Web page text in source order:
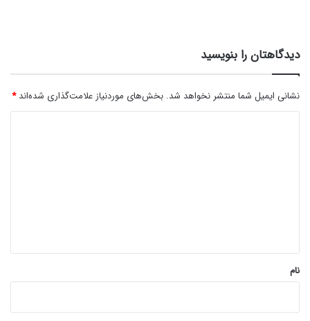
دیدگاهتان را بنویسید
نشانی ایمیل شما منتشر نخواهد شد. بخش‌های موردنیاز علامت‌گذاری شده‌اند*
نام